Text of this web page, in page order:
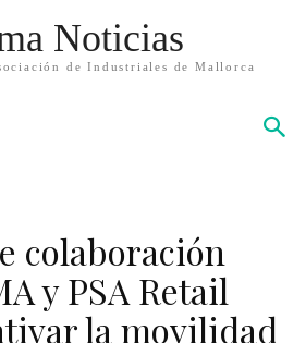
Noticias
de Industriales de Mallorca
colaboración
y PSA Retail
la movilidad